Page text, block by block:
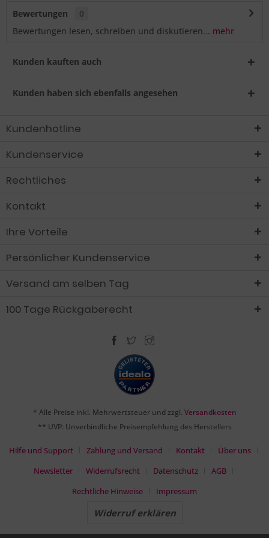
Bewertungen
0
Bewertungen lesen, schreiben und diskutieren... mehr
Kunden kauften auch
Kunden haben sich ebenfalls angesehen
Kundenhotline
Kundenservice
Rechtliches
Kontakt
Ihre Vorteile
Persönlicher Kundenservice
Versand am selben Tag
100 Tage Rückgaberecht
* Alle Preise inkl. Mehrwertsteuer und zzgl. Versandkosten
** UVP: Unverbindliche Preisempfehlung des Herstellers
Hilfe und Support Zahlung und Versand Kontakt
Über uns
Newsletter
Widerrufsrecht Datenschutz
AGB
Rechtliche Hinweise
Impressum
Widerruf erklären